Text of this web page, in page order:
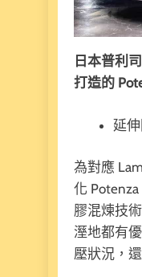
日本普利
打造的
延伸
為對應
化
膠混煉技
溼地都有
壓狀況，